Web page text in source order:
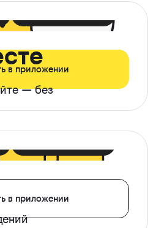
— без
в приложении
в приложении